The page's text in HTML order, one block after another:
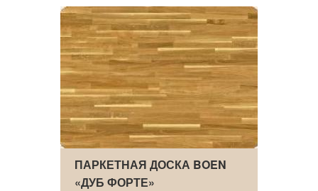
ПАРКЕТНАЯ ДОСКА BOEN
«ДУБ ФОРТЕ»